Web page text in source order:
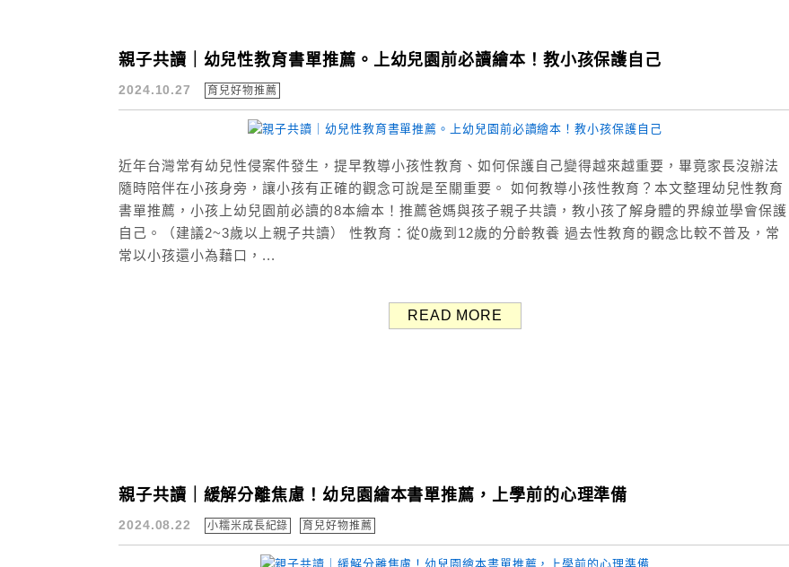
親子共讀｜幼兒性教育書單推薦。上幼兒園前必讀繪本！教小孩保護自己
2024.10.27 育兒好物推薦
近年台灣常有幼兒性侵案件發生，提早教導小孩性教育、如何保護自己變得越來越重要，畢竟家長沒辦法
隨時陪伴在小孩身旁，讓小孩有正確的觀念可說是至關重要。 如何教導小孩性教育？本文整理幼兒性教育
書單推薦，小孩上幼兒園前必讀的8本繪本！推薦爸媽與孩子親子共讀，教小孩了解身體的界線並學會保護
自己。（建議2~3歲以上親子共讀） 性教育：從0歲到12歲的分齡教養 過去性教育的觀念比較不普及，常
常以小孩還小為藉口，...
READ MORE
親子共讀｜緩解分離焦慮！幼兒園繪本書單推薦，上學前的心理準備
2024.08.22 小糯米成長紀錄 育兒好物推薦